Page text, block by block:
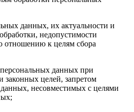
данных, их актуальности и
недопустимости
отношению к целям сбора
данных при
законных целей, запретом
несовместимых с целями